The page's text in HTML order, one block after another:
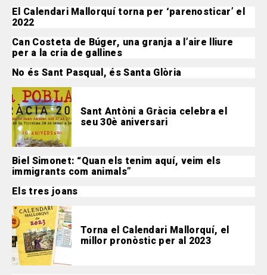
El Calendari Mallorquí torna per ‘parenosticar’ el
2022
Can Costeta de Búger, una granja a l’aire lliure
per a la cria de gallines
No és Sant Pasqual, és Santa Glòria
Sant Antòni a Gràcia celebra el
seu 30è aniversari
Biel Simonet: “Quan els tenim aquí, veim els
immigrants com animals”
Els tres joans
Torna el Calendari Mallorquí, el
millor pronòstic per al 2023